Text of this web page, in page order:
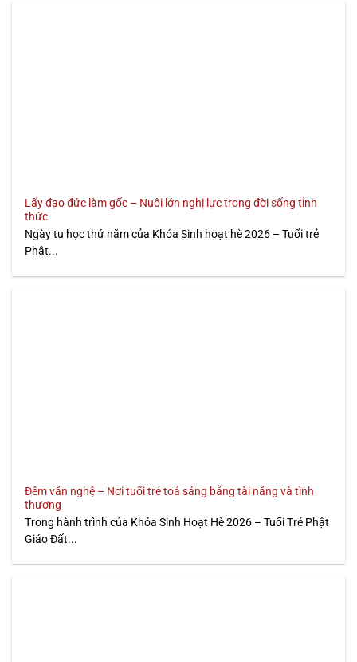
Lấy đạo đức làm gốc – Nuôi lớn nghị lực trong đời sống tỉnh
thức
Ngày tu học thứ năm của Khóa Sinh hoạt hè 2026 – Tuổi trẻ
Phật...
Đêm văn nghệ – Nơi tuổi trẻ toả sáng bằng tài năng và tình
thương
Trong hành trình của Khóa Sinh Hoạt Hè 2026 – Tuổi Trẻ Phật
Giáo Đất...